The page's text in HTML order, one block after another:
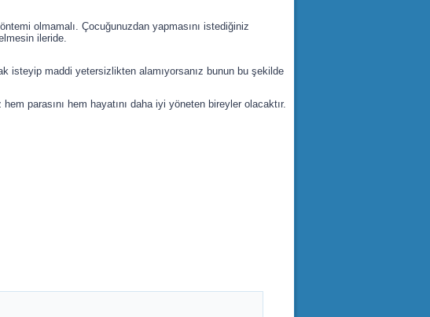
olmamalı. Çocuğunuzdan yapmasını istediğiniz
ileride.
isteyip maddi yetersizlikten alamıyorsanız bunun bu şekilde
parasını hem hayatını daha iyi yöneten bireyler olacaktır.